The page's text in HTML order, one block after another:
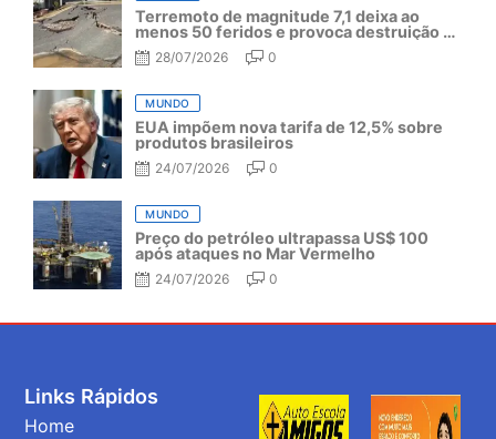
Terremoto de magnitude 7,1 deixa ao
menos 50 feridos e provoca destruição no
Japão
28/07/2026 0
MUNDO
EUA impõem nova tarifa de 12,5% sobre
produtos brasileiros
24/07/2026 0
MUNDO
Preço do petróleo ultrapassa US$ 100
após ataques no Mar Vermelho
24/07/2026 0
Links Rápidos
Home